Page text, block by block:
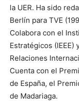
la UER. Ha sido
Berlín para TVE
Colabora con el
Estratégicos
Relaciones
Cuenta con el
de España, el
de Madariaga.